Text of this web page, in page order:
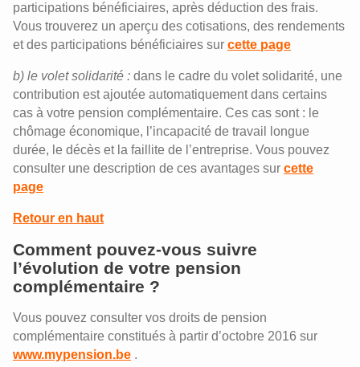
participations bénéficiaires, après déduction des frais.
Vous trouverez un aperçu des cotisations, des rendements
et des participations bénéficiaires sur cette page
b) le volet solidarité : dans le cadre du volet solidarité, une
contribution est ajoutée automatiquement dans certains
cas à votre pension complémentaire. Ces cas sont : le
chômage économique, l’incapacité de travail longue
durée, le décès et la faillite de l’entreprise. Vous pouvez
consulter une description de ces avantages sur cette
page
Retour en haut
Comment pouvez-vous suivre
l’évolution de votre pension
complémentaire ?
Vous pouvez consulter vos droits de pension
complémentaire constitués à partir d’octobre 2016 sur
www.mypension.be .